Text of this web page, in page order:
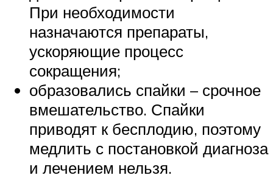
При необходимости
назначаются препараты,
ускоряющие процесс
сокращения;
образовались спайки – срочное
вмешательство. Спайки
приводят к бесплодию, поэтому
медлить с постановкой диагноза
и лечением нельзя.